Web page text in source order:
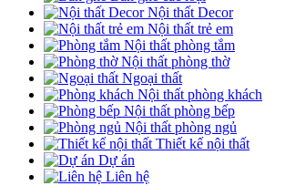
Nội thất Decor
Nội thất trẻ em
Nội thất phòng tắm
Nội thất phòng thờ
Ngoại thất
Nội thất phòng khách
Nội thất phòng bếp
Nội thất phòng ngủ
Thiết kế nội thất
Dự án
Liên hệ